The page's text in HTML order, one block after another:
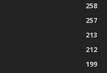
258
257
213
212
199